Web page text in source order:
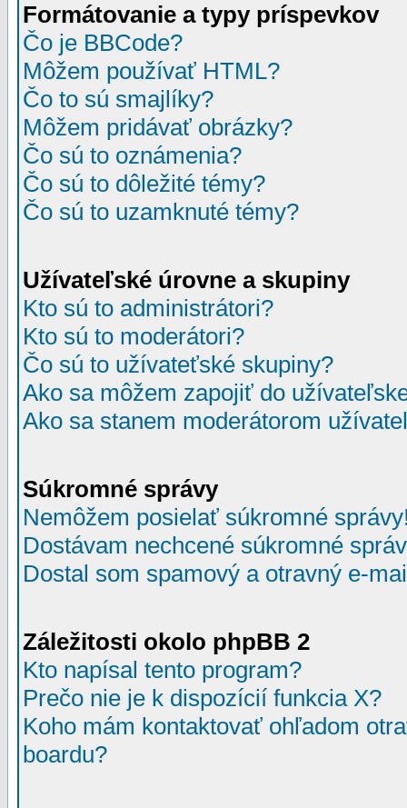
Formátovanie a typy príspevkov
Čo je BBCode?
Môžem používať HTML?
Čo to sú smajlíky?
Môžem pridávať obrázky?
Čo sú to oznámenia?
Čo sú to dôležité témy?
Čo sú to uzamknuté témy?
Užívateľské úrovne a skupiny
Kto sú to administrátori?
Kto sú to moderátori?
Čo sú to užívateťské skupiny?
Ako sa môžem zapojiť do
Ako sa stanem moderátorom
Súkromné správy
Nemôžem posielať súkromné
Dostávam nechcené súkromné
Dostal som spamový a otravný e-
Záležitosti okolo phpBB 2
Kto napísal tento program?
Prečo nie je k dispozícií funkcia X?
Koho mám kontaktovať ohľadom
boardu?